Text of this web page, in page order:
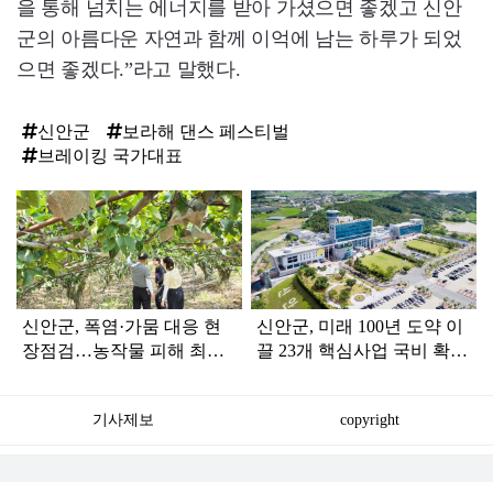
을 통해 넘치는 에너지를 받아 가셨으면 좋겠고 신안
군의 아름다운 자연과 함께 이억에 남는 하루가 되었
으면 좋겠다.”라고 말했다.
신안군
보라해 댄스 페스티벌
브레이킹 국가대표
탑
라
인
신안군, 폭염·가뭄 대응 현
장점검…농작물 피해 최소
신안군, 미래 100년 도약 이
끌 23개 핵심사업 국비 확보
기사제보 copyright